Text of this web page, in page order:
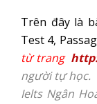
Trên đây là
Test 4,
từ trang
người tự học.
Ielts Ngân